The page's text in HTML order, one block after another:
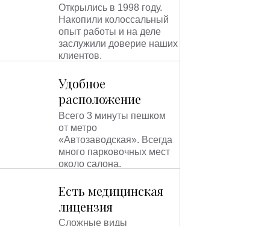
образуются ожоги, не появляется
шелушение.
Данная терапия имеет много
достоинств, но самое главное это -
эффект лифтинга после первой
процедуры!
Открылись в 1998 году.
Накопили колоссальный
опыт работы и на деле
заслужили доверие наших
клиентов.
Удобное
расположение
Всего 3 минуты пешком
от метро
«Автозаводская». Всегда
много парковочных мест
около салона.
Есть медицинская
лицензия
Сложные виды